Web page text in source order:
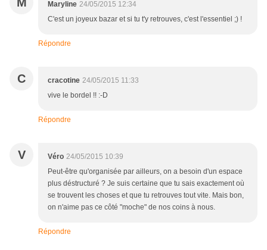
Maryline 24/05/2015 12:34
C'est un joyeux bazar et si tu t'y retrouves, c'est l'essentiel ;) !
Répondre
C cracotine 24/05/2015 11:33
vive le bordel !! :-D
Répondre
V Véro 24/05/2015 10:39
Peut-être qu'organisée par ailleurs, on a besoin d'un espace
plus déstructuré ? Je suis certaine que tu sais exactement où
se trouvent les choses et que tu retrouves tout vite. Mais bon,
on n'aime pas ce côté "moche" de nos coins à nous.
Répondre